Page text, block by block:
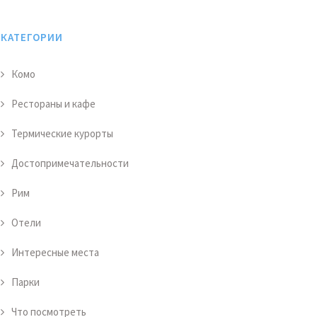
КАТЕГОРИИ
Комо
Рестораны и кафе
Термические курорты
Достопримечательности
Рим
Отели
Интересные места
Парки
Что посмотреть